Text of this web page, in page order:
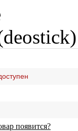
появится?